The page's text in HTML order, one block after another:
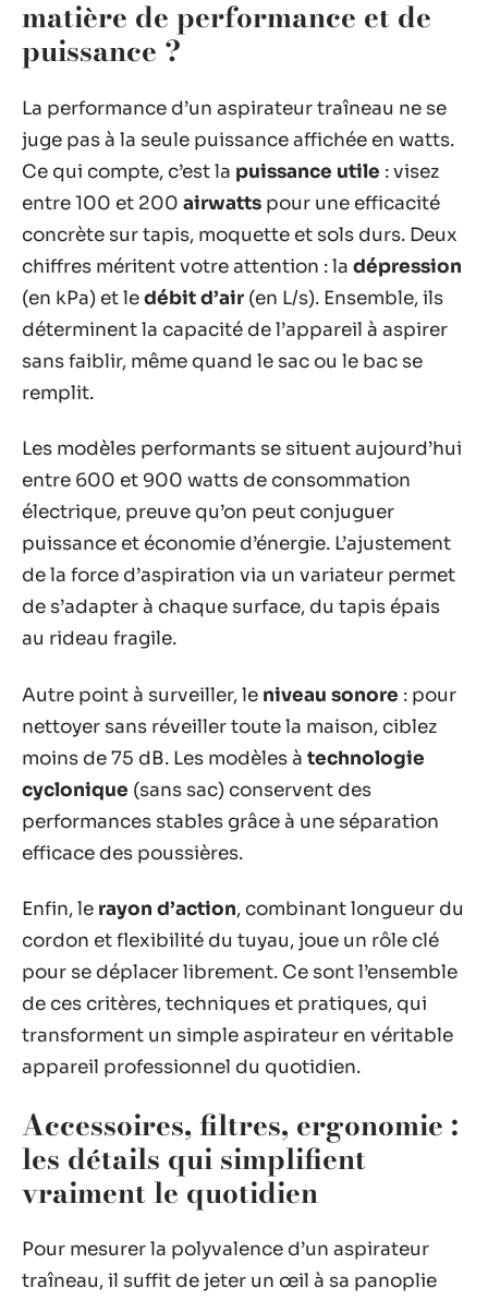
matière de performance et de
puissance ?
La performance d’un aspirateur traîneau ne se
juge pas à la seule puissance affichée en watts.
Ce qui compte, c’est la puissance utile : visez
entre 100 et 200 airwatts pour une efficacité
concrète sur tapis, moquette et sols durs. Deux
chiffres méritent votre attention : la dépression
(en kPa) et ledébit d’air (en L/s). Ensemble, ils
déterminent la capacité de l’appareil à aspirer
sans faiblir, même quand le sac ou le bac se
remplit.
Les modèles performants se situent aujourd’hui
entre 600 et 900 watts de consommation
électrique, preuve qu’on peut conjuguer
puissance et économie d’énergie. L’ajustement
de la force d’aspiration via un variateur permet
de s’adapter à chaque surface, du tapis épais
au rideau fragile.
Autre point à surveiller, le niveau sonore : pour
nettoyer sans réveiller toute la maison, ciblez
moins de 75 dB. Les modèles à technologie
cyclonique (sans sac) conservent des
performances stables grâce à une séparation
efficace des poussières.
Enfin, le rayon d’action, combinant longueur du
cordon et flexibilité du tuyau, joue un rôle clé
pour se déplacer librement. Ce sont l’ensemble
de ces critères, techniques et pratiques, qui
transforment un simple aspirateur en véritable
appareil professionnel du quotidien.
Accessoires, filtres, ergonomie :
les détails qui simplifient
vraiment le quotidien
Pour mesurer la polyvalence d’un aspirateur
traîneau, il suffit de jeter un œil à sa panoplie